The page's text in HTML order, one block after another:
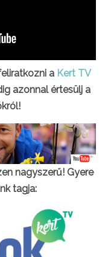
a Kert TV
azonnal értesülj a
nagyszerű! Gyere
tagja: